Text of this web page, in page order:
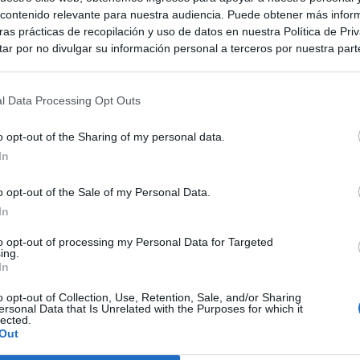
relevante para nuestra audiencia. Puede obtener más
prácticas de recopilación y uso de datos en nuestra Política de
por no divulgar su información personal a terceros por nuestra
en la información personal utilizada por nosotros o en
por no participar en la divulgación adicional de su información
en la Lista de participantes intermedios de la IAB.
Data Processing Opt Outs
opt-out of the Sharing of my personal data.
opt-out of the Sale of my Personal Data.
opt-out of processing my Personal Data for Targeted
opt-out of Collection, Use, Retention, Sale, and/or Sharing
Data that Is Unrelated with the Purposes for which it